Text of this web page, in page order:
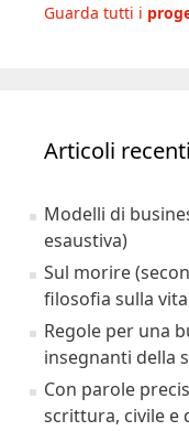
Guarda tutti i
Articoli recenti
Modelli di
esaustiva)
Sul morire
filosofia sulla
Regole per una
insegnanti della
Con parole
scrittura, civile e